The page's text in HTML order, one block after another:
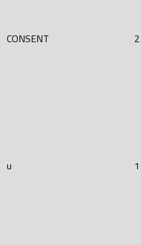
CONSENT
u